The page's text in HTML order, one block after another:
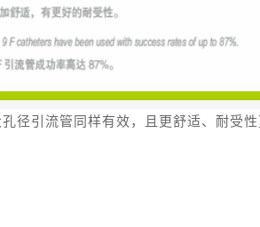
径引流管同样有效，且更舒适、耐受